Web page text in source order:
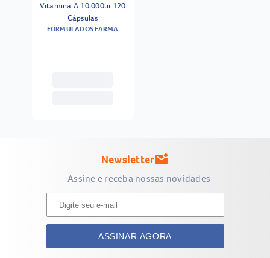
Vitamina A 10.000ui 120
Cápsulas
FORMULADOS FARMA
Newslettermark_email_unread
Assine e receba nossas novidades
ASSINAR AGORA